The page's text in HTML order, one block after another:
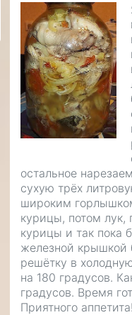
остальное
сухую трёх
широким
курицы, потом лук,
курицы и так пока
железной крышкой
решётку в
на 180 градусов.
градусов. Время
Приятного аппетита!